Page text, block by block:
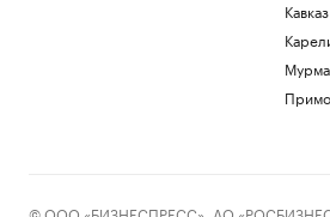
Кавказ